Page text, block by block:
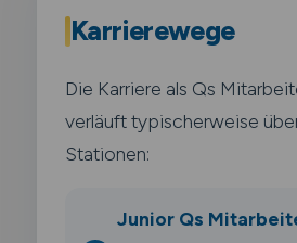
Karrierewege
Die Karriere als Qs
verläuft typischerweise
Stationen:
Junior Qs